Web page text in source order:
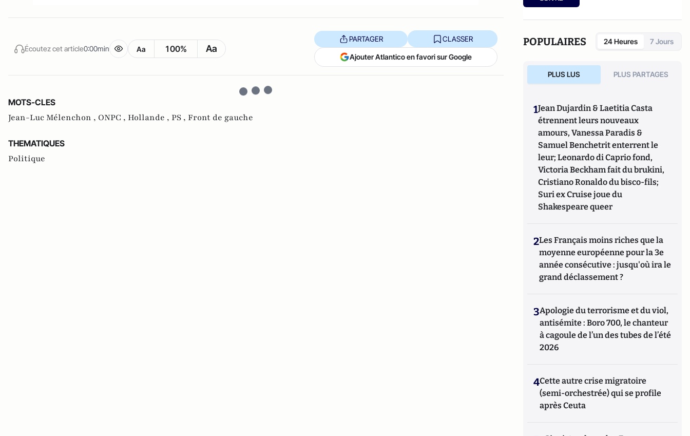
Écoutez cet article0:00min Aa 100% Aa
PARTAGER CLASSER
Ajouter Atlantico en favori sur Google
MOTS-CLES
Jean-Luc Mélenchon , ONPC , Hollande , PS , Front de gauche
THEMATIQUES
Politique
POPULAIRES 24 Heures 7 Jours
PLUS LUS PLUS PARTAGES
1Jean Dujardin & Laetitia Casta
étrennent leurs nouveaux
amours, Vanessa Paradis &
Samuel Benchetrit enterrent le
leur; Leonardo di Caprio fond,
Victoria Beckham fait du brukini,
Cristiano Ronaldo du bisco-fils;
Suri ex Cruise joue du
Shakespeare queer
2Les Français moins riches que la
moyenne européenne pour la 3e
année consécutive : jusqu'où ira le
grand déclassement ?
3Apologie du terrorisme et du viol,
antisémite : Boro 700, le chanteur
à cagoule de l’un des tubes de l’été
2026
4Cette autre crise migratoire
(semi-orchestrée) qui se profile
après Ceuta